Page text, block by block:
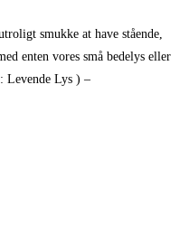
pris
er:
smukke at have stående,
enten vores små bedelys eller
Levende Lys ) –